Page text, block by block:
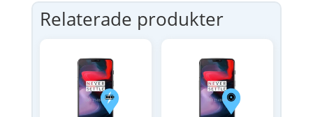
Relaterade produkter